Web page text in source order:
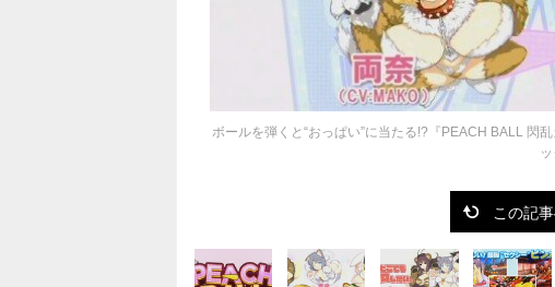
ボールを弾くと“おっぱい”に当たる!?『PEACH BALL 閃
この記